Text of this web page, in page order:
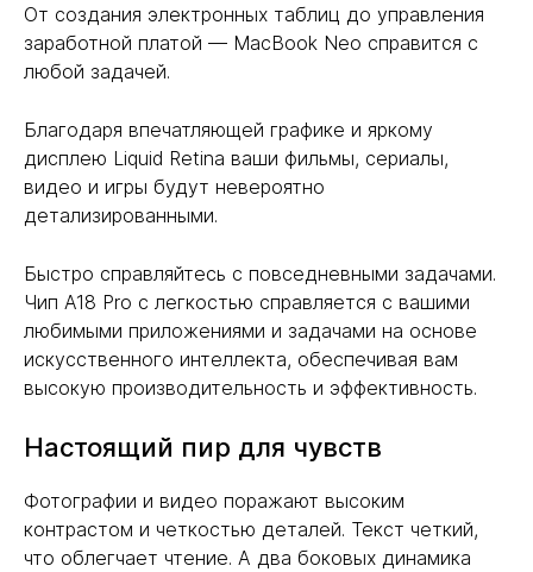
От создания электронных таблиц до управления
заработной платой — MacBook Neo справится с
любой задачей.
Благодаря впечатляющей графике и яркому
дисплею Liquid Retina ваши фильмы, сериалы,
видео и игры будут невероятно
детализированными.
Быстро справляйтесь с повседневными задачами.
Чип A18 Pro с легкостью справляется с вашими
любимыми приложениями и задачами на основе
искусственного интеллекта, обеспечивая вам
высокую производительность и эффективность.
Настоящий пир для чувств
Фотографии и видео поражают высоким
контрастом и четкостью деталей. Текст четкий,
что облегчает чтение. А два боковых динамика